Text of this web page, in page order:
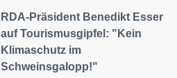
RDA-Präsident Benedikt Esser
auf Tourismusgipfel: "Kein
Klimaschutz im
Schweinsgalopp!"